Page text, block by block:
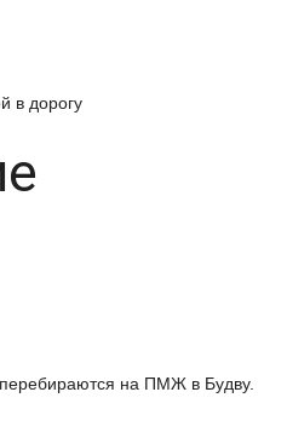
в дорогу
на ПМЖ в Будву.